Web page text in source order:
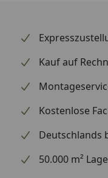
Kauf auf
Kostenlose
Deutschlands
50.000 m²